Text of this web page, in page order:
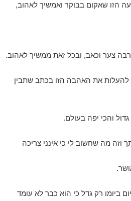
הזו שאקום בבוקר ואמשיך לאהוב,
צער וכאב, ובכל זאת ממשיך לאהוב.
להעלות את האהבה הזו בכתב שתבין
והכי יפה בעולם.
וזה מה שחשוב לי כי אינני צריכה
ביומו רק גדל כי הוא כבר לא עומד